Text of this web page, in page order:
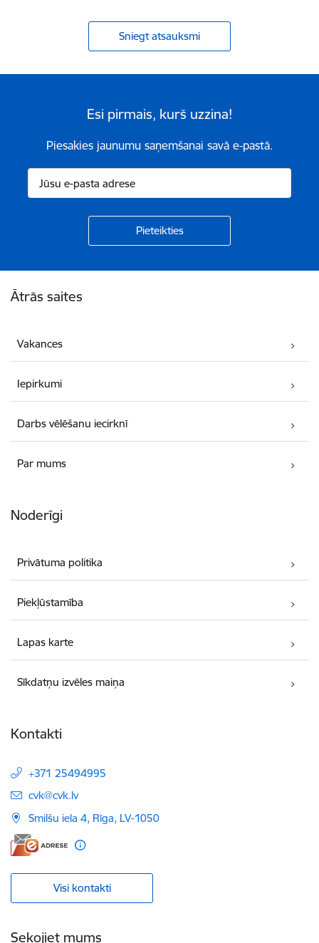
Sniegt atsauksmi
Esi pirmais, kurš uzzina!
Piesakies jaunumu saņemšanai savā e-pastā.
Ātrās saites
Vakances
Iepirkumi
Darbs vēlēšanu iecirknī
Par mums
Noderīgi
Privātuma politika
Piekļūstamība
Lapas karte
Sīkdatņu izvēles maiņa
Kontakti
+371 25494995
E-pasts:
cvk@cvk.lv
Smilšu iela 4, Rīga, LV-1050
Visi kontakti
Sekojiet mums